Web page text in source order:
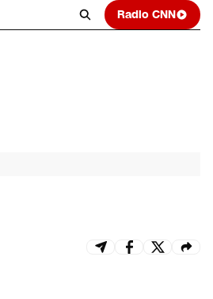
Radio CNN